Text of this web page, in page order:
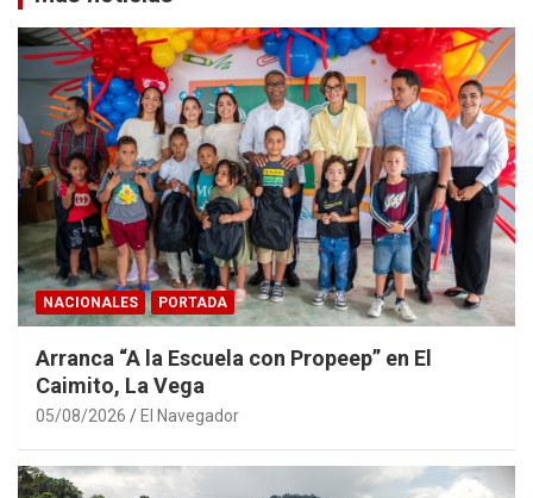
NACIONALES PORTADA
Arranca “A la Escuela con Propeep” en El
Caimito, La Vega
05/08/2026 El Navegador